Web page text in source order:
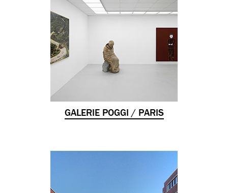
GALERIE POGGI / PARIS